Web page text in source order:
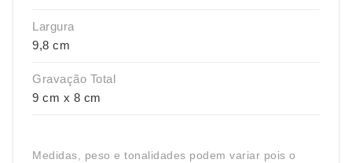
Largura
9,8 cm
Gravação Total
9 cm x 8 cm
Medidas, peso e tonalidades podem variar pois o